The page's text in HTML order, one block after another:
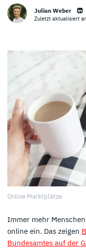
Julian Weber
Zuletzt aktualisiert
Online Marktplätze
Immer mehr
online ein. Das zeigen
Bundesamtes auf der